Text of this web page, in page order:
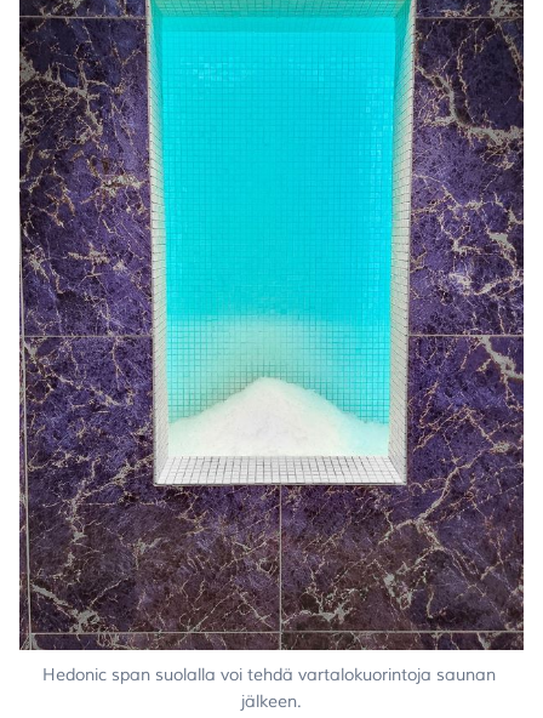
Hedonic span suolalla voi tehdä vartalokuorintoja saunan
jälkeen.